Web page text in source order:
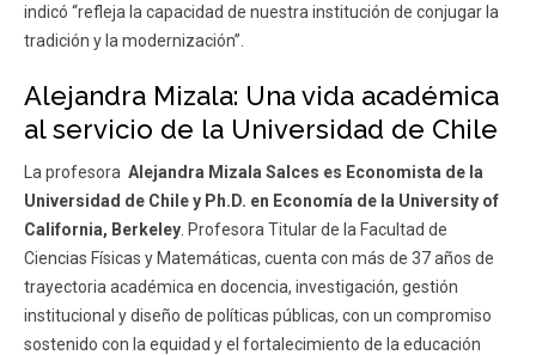
indicó “refleja la capacidad de nuestra institución de conjugar la
tradición y la modernización”.
Alejandra Mizala: Una vida académica
al servicio de la Universidad de Chile
La profesora Alejandra Mizala Salces es Economista de la
Universidad de Chile y Ph.D. en Economía de la University of
California, Berkeley . Profesora Titular de la Facultad de
Ciencias Físicas y Matemáticas, cuenta con más de 37 años de
trayectoria académica en docencia, investigación, gestión
institucional y diseño de políticas públicas, con un compromiso
sostenido con la equidad y el fortalecimiento de la educación